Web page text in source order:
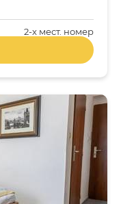
2-x мест. номер